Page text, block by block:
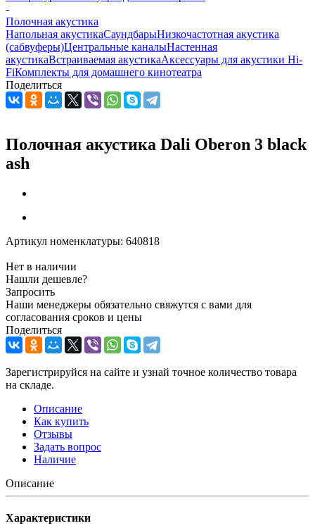
-
Полочная акустика
Напольная акустикаСаундбарыНизкочастотная акустика
(сабвуферы)Центральные каналыНастенная
акустикаВстраиваемая акустикаАксессуары для акустики Hi-
FiКомплекты для домашнего кинотеатра
Поделиться
Полочная акустика Dali Oberon 3 black
ash
Артикул номенклатуры: 640818
Нет в наличии
Нашли дешевле?
Запросить
Наши менеджеры обязательно свяжутся с вами для
согласования сроков и цены
Поделиться
Зарегистрируйся на сайте и узнай точное количество товара
на складе.
Описание
Как купить
Отзывы
Задать вопрос
Наличие
Описание
Характеристики